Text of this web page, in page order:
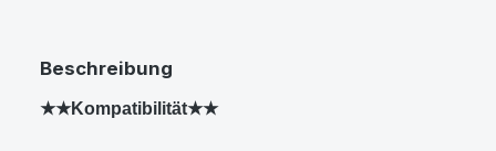
Beschreibung
★★Kompatibilität★★